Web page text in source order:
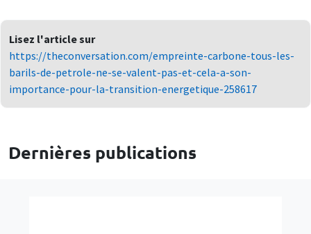
Lisez l'article sur
https://theconversation.com/empreinte-carbone-tous-les-
barils-de-petrole-ne-se-valent-pas-et-cela-a-son-
importance-pour-la-transition-energetique-258617
Dernières publications